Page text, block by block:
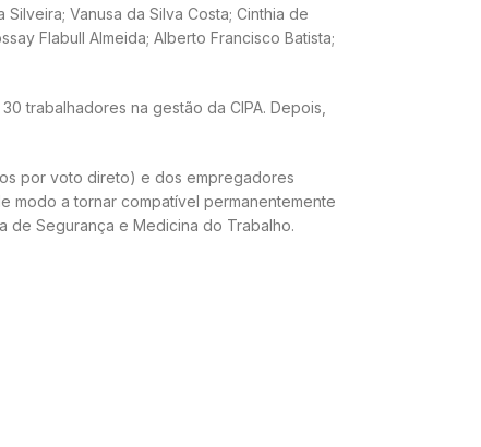
Vanusa da Silva Costa; Cinthia de
Flabull Almeida; Alberto Francisco Batista;
trabalhadores na gestão da CIPA. Depois,
por voto direto) e dos empregadores
a tornar compatível permanentemente
de Segurança e Medicina do Trabalho.